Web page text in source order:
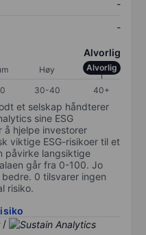
-
-
Alvorlig
Høy Alvorlig
30-40 40+
et selskap håndterer
sine ESG
å hjelpe investorer
viktige ESG-risikoer til et
påvirke langsiktige
går fra 0-100. Jo
0 tilsvarer ingen
risiko.
/